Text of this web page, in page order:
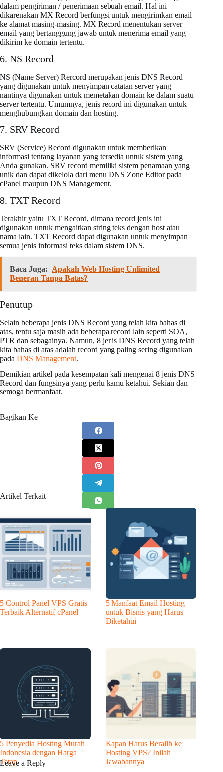
dalam pengiriman / penerimaan sebuah email. Hal ini
dikarenakan MX Record berfungsi untuk mengirimkan email
ke alamat masing-masing. MX Record menentukan server
email yang bertanggung jawab untuk menerima email yang
dikirim ke domain tertentu.
6. NS Record
NS (Name Server) Rercord merupakan jenis DNS Record
yang digunakan untuk menyimpan catatan server yang
nantinya digunakan untuk memetakan domain ke dalam suatu
server tertentu. Umumnya, jenis record ini digunakan untuk
menghubungkan domain dan hosting.
7. SRV Record
SRV (Service) Record digunakan untuk memberikan
informasi tentang layanan yang tersedia untuk sistem yang
Anda gunakan. SRV record memiliki sistem penamaan yang
unik dan dapat dikelola dari menu DNS Zone Editor pada
cPanel maupun DNS Management.
8. TXT Record
Terakhir yaitu TXT Record, dimana record jenis ini
digunakan untuk mengaitkan string teks dengan host atau
nama lain. TXT Record dapat digunakan untuk menyimpan
semua jenis informasi teks dalam sistem DNS.
Baca Juga: Apakah Web Hosting Unlimited
Beneran Tanpa Batas?
Penutup
Selain beberapa jenis DNS Record yang telah kita bahas di
atas, tentu saja masih ada beberapa record lain seperti SOA,
PTR dan sebagainya. Namun, 8 jenis DNS Record yang telah
kita bahas di atas adalah record yang paling sering digunakan
pada DNS Management.
Demikian artikel pada kesempatan kali mengenai 8 jenis DNS
Record dan fungsinya yang perlu kamu ketahui. Sekian dan
semoga bermanfaat.
Bagikan Ke
Artikel Terkait
5 Control Panel VPS Gratis
Terbaik Alternatif cPanel
5 Manfaat Email Hosting
untuk Bisnis yang Harus
Diketahui
5 Penyedia Hosting Murah
Indonesia dengan Harga
Tetap
Kapan Harus Beralih ke
Hosting VPS? Inilah
Jawabannya
Leave a Reply